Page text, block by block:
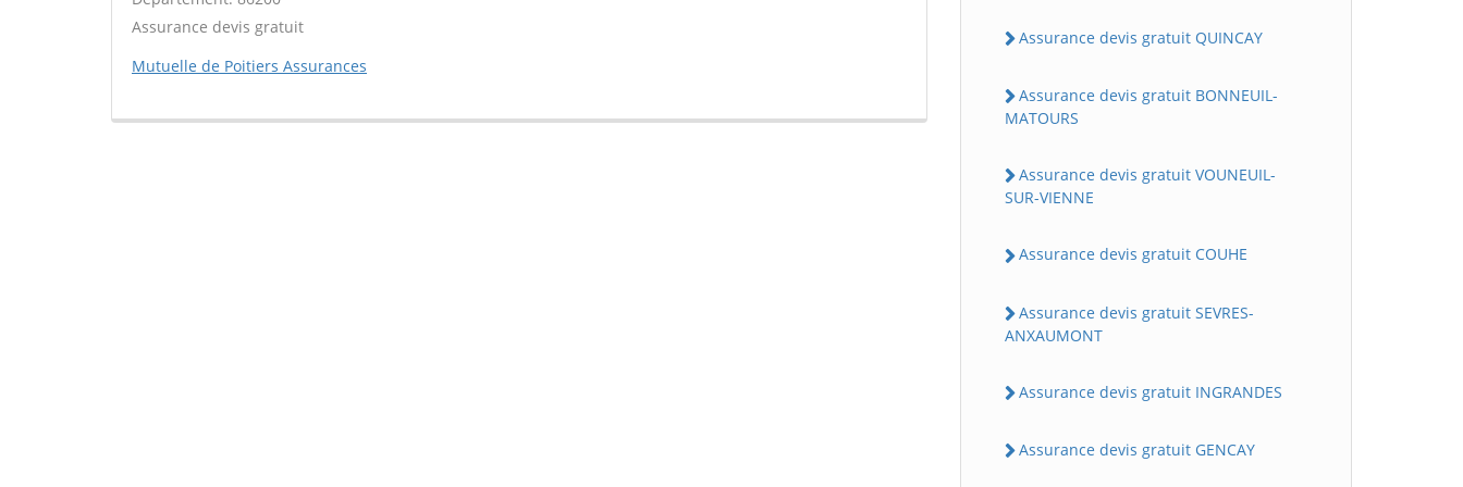
Assurance devis gratuit
Mutuelle de Poitiers Assurances
Assurance devis gratuit QUINCAY
Assurance devis gratuit BONNEUIL-
MATOURS
Assurance devis gratuit VOUNEUIL-
SUR-VIENNE
Assurance devis gratuit COUHE
Assurance devis gratuit SEVRES-
ANXAUMONT
Assurance devis gratuit INGRANDES
Assurance devis gratuit GENCAY